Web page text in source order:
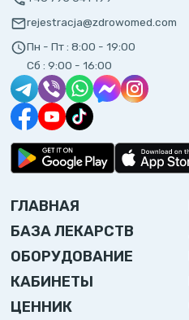
rejestracja@zdrowomed.com
Пн - Пт : 8:00 - 19:00
Сб : 9:00 - 16:00
ГЛАВНАЯ
БАЗА ЛЕКАРСТВ
ОБОРУДОВАНИЕ
КАБИНЕТЫ
ЦЕННИК